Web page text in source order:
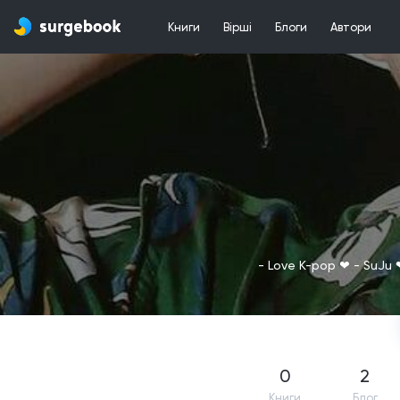
Книги Вірші Блоги Автори
- Love K-pop ❤ - SuJu
0 2